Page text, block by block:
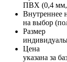
ПВХ (0,4
Внутреннее
на выбор
Размер
Цена
указана за